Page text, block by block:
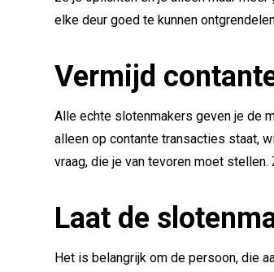
elke deur goed te kunnen
Vermijd
Alle echte slotenmakers geven je de
alleen op contante transacties staat,
vraag, die je van tevoren moet stellen.
Laat de
Het is belangrijk om de persoon, die